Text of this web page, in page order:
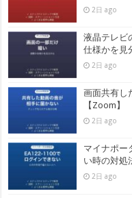
2日 ago
液晶テレビ
仕様かを見
2日 ago
画面共有し
【Zoom】
2日 ago
マイナポー
い時の対処
2日 ago